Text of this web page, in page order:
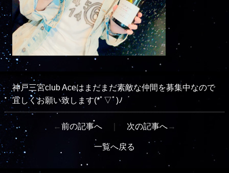
神戸三宮club Aceはまだまだ素敵な仲間を募集中なので
宜しくお願い致します(*ﾟ▽ﾟ)ﾉ
←前の記事へ 次の記事へ→
一覧へ戻る